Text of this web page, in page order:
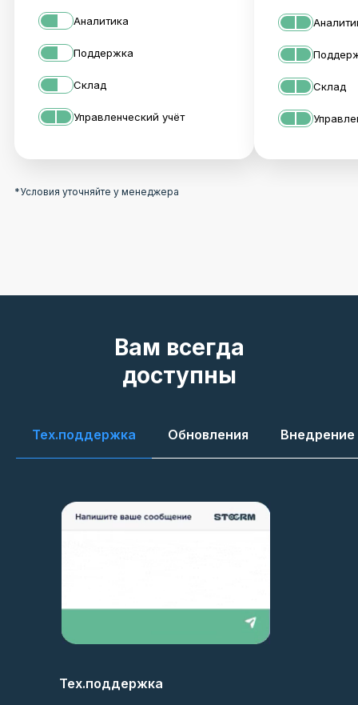
Аналитика
Поддержка
Склад
Управленческий учёт
Склад
*Условия уточняйте у менеджера
Вам всегда
доступны
Тех.поддержка Обновления Внедрение
Тех.поддержка